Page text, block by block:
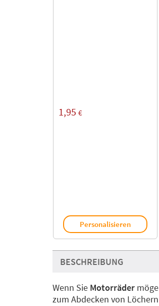
1,95 €
Personalisieren
BESCHREIBUNG
Wenn Sie Motorräder
zum Abdecken von